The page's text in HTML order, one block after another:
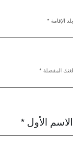
بلد الإقامة *
لغتك المفضلة *
الاسم الأول *